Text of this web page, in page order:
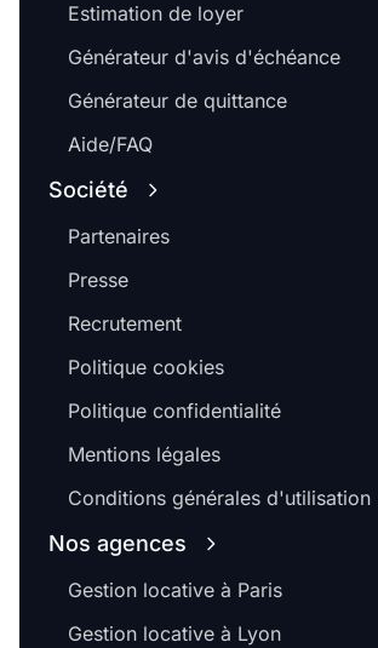
Estimation de loyer
Générateur d'avis d'échéance
Générateur de quittance
Aide/FAQ
Société
Partenaires
Presse
Recrutement
Politique cookies
Politique confidentialité
Mentions légales
Conditions générales d'utilisation
Nos agences
Gestion locative à Paris
Gestion locative à Lyon